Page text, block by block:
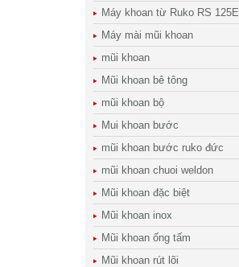
Máy khoan từ Ruko RS 125E
Máy mài mũi khoan
mũi khoan
Mũi khoan bê tông
mũi khoan bộ
Mui khoan bước
mũi khoan bước ruko đức
mũi khoan chuoi weldon
Mũi khoan đặc biệt
Mũi khoan inox
Mũi khoan ống tấm
Mũi khoan rút lõi